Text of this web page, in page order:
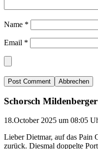
Name *
Email *
Abbrechen
Schorsch Mildenberger
18.October 2025 um 08:05
Lieber Dietmar, auf das Pain
zurück. Diesmal doppelte